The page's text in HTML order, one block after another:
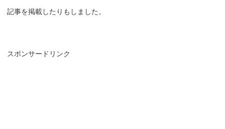
記事を掲載したりもしました。
スポンサードリンク